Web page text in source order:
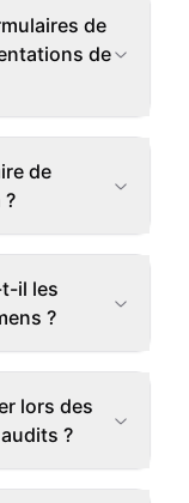
de
de
de
?
il les
?
lors des
?